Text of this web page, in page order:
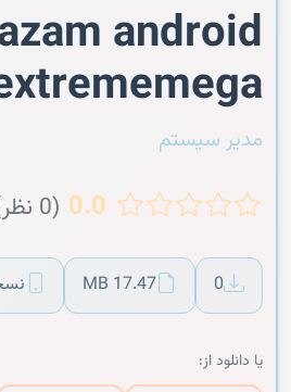
android
مدیر سیستم
0.0 (0 نظر)
0
17.47 MB نسخه
یا دانلود از: